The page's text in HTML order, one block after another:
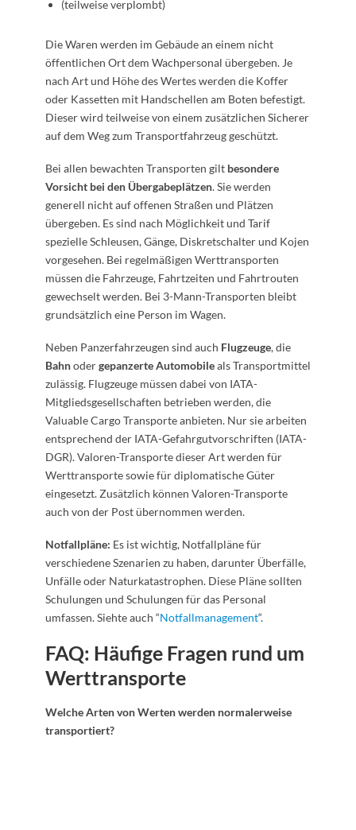
(teilweise verplombt)
Die Waren werden im Gebäude an einem nicht
öffentlichen Ort dem Wachpersonal übergeben. Je
nach Art und Höhe des Wertes werden die Koffer
oder Kassetten mit Handschellen am Boten befestigt.
Dieser wird teilweise von einem zusätzlichen Sicherer
auf dem Weg zum Transportfahrzeug geschützt.
Bei allen bewachten Transporten gilt besondere
Vorsicht bei den Übergabeplätzen. Sie werden
generell nicht auf offenen Straßen und Plätzen
übergeben. Es sind nach Möglichkeit und Tarif
spezielle Schleusen, Gänge, Diskretschalter und Kojen
vorgesehen. Bei regelmäßigen Werttransporten
müssen die Fahrzeuge, Fahrtzeiten und Fahrtrouten
gewechselt werden. Bei 3-Mann-Transporten bleibt
grundsätzlich eine Person im Wagen.
Neben Panzerfahrzeugen sind auch Flugzeuge, die
Bahnodergepanzerte Automobileals Transportmittel
zulässig. Flugzeuge müssen dabei von IATA-
Mitgliedsgesellschaften betrieben werden, die
Valuable Cargo Transporte anbieten. Nur sie arbeiten
entsprechend der IATA-Gefahrgutvorschriften (IATA-
DGR). Valoren-Transporte dieser Art werden für
Werttransporte sowie für diplomatische Güter
eingesetzt. Zusätzlich können Valoren-Transporte
auch von der Post übernommen werden.
Notfallpläne: Es ist wichtig, Notfallpläne für
verschiedene Szenarien zu haben, darunter Überfälle,
Unfälle oder Naturkatastrophen. Diese Pläne sollten
Schulungen und Schulungen für das Personal
umfassen. Siehte auch “Notfallmanagement“.
FAQ: Häufige Fragen rund um
Werttransporte
Welche Arten von Werten werden normalerweise
transportiert?